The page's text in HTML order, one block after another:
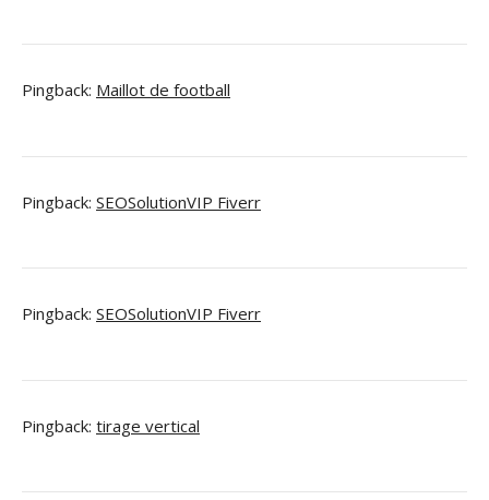
Pingback: Maillot de football
Pingback: SEOSolutionVIP Fiverr
Pingback: SEOSolutionVIP Fiverr
Pingback: tirage vertical